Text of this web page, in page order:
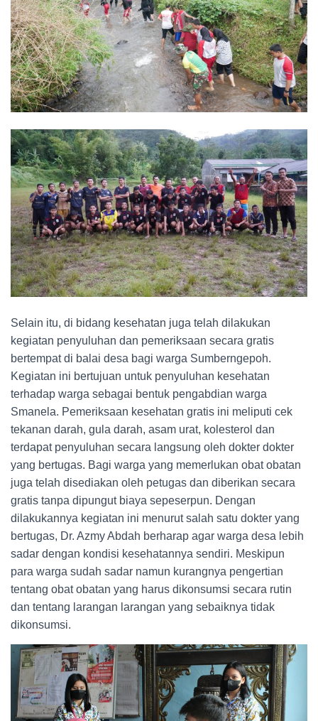
Selain itu, di bidang kesehatan juga telah dilakukan
kegiatan penyuluhan dan pemeriksaan secara gratis
bertempat di balai desa bagi warga Sumberngepoh.
Kegiatan ini bertujuan untuk penyuluhan kesehatan
terhadap warga sebagai bentuk pengabdian warga
Smanela. Pemeriksaan kesehatan gratis ini meliputi cek
tekanan darah, gula darah, asam urat, kolesterol dan
terdapat penyuluhan secara langsung oleh dokter dokter
yang bertugas. Bagi warga yang memerlukan obat obatan
juga telah disediakan oleh petugas dan diberikan secara
gratis tanpa dipungut biaya sepeserpun. Dengan
dilakukannya kegiatan ini menurut salah satu dokter yang
bertugas, Dr. Azmy Abdah berharap agar warga desa lebih
sadar dengan kondisi kesehatannya sendiri. Meskipun
para warga sudah sadar namun kurangnya pengertian
tentang obat obatan yang harus dikonsumsi secara rutin
dan tentang larangan larangan yang sebaiknya tidak
dikonsumsi.